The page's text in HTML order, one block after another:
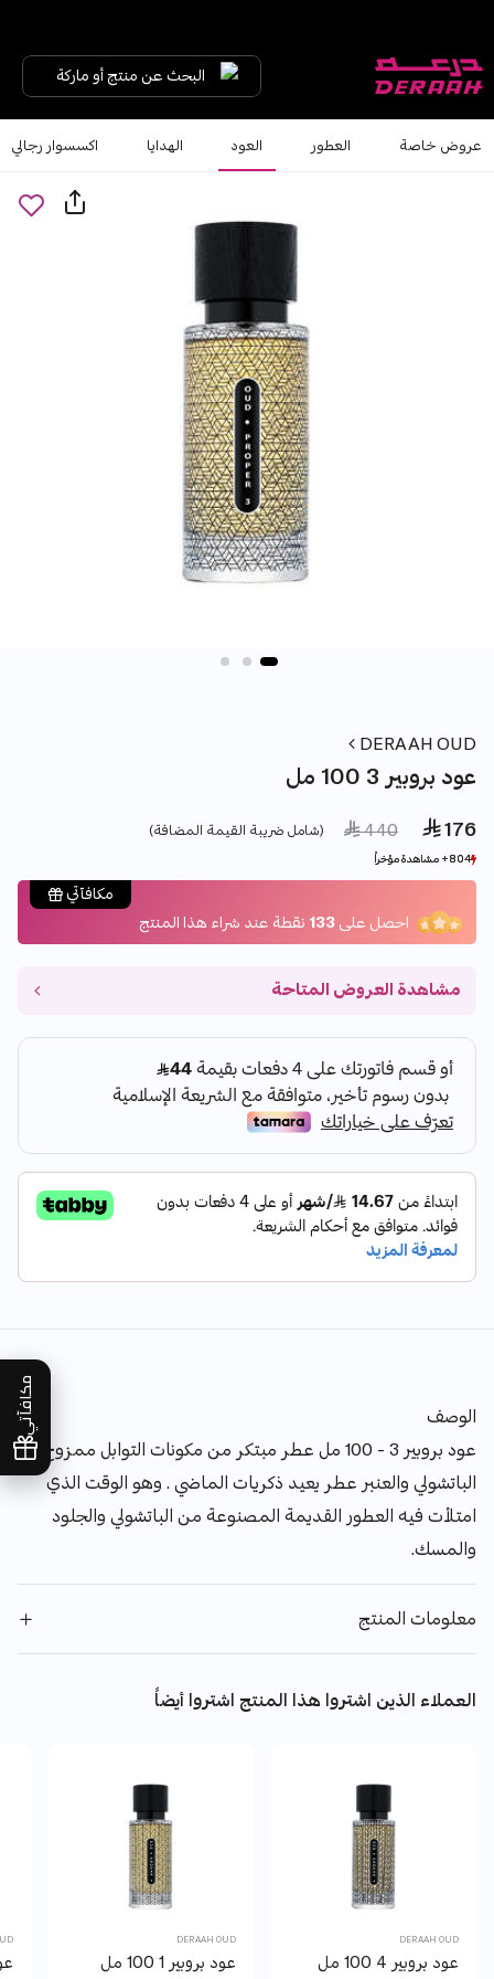
البحث عن منتج أو ماركة
عروض خاصة العطور العود الهدايا اكسسوار رجالي
مكافآتي
DERAAH OUD
عود بروبير 3 100 مل
 176
Price reduced from
 440
to (شامل ضريبة القيمة المضافة)
804+ مشاهدة مؤخراً
1427+ بيع مؤخراً
804+ مشاهدة مؤخراً
1427+ بيع مؤخراً
مكافآتي
احصل على133 نقطة عند شراء هذا المنتج
مشاهدة العروض المتاحة
الوصف
عود بروبير 3 - 100 مل عطر مبتكر من مكونات التوابل ممزوج مع
الباتشولي والعنبر عطر يعيد ذكريات الماضي . وهو الوقت الذي
امتلأت فيه العطور القديمة المصنوعة من الباتشولي والجلود
والمسك.
معلومات المنتج
العملاء الذين اشتروا هذا المنتج اشتروا أيضاً
DERAAH OUD
عود بروبير 4 100 مل
DERAAH OUD
عود بروبير 1 100 مل